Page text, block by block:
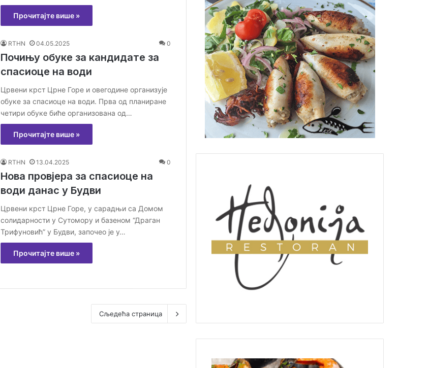
Прочитајте више »
RTHN 04.05.2025 0
Почињу обуке за кандидате за
спасиоце на води
Црвени крст Црне Горе и овегодине организује
обуке за спасиоце на води. Прва од планиране
четири обуке биће организована од…
Прочитајте више »
RTHN 13.04.2025 0
Нова провјера за спасиоце на
води данас у Будви
Црвени крст Црне Горе, у сарадњи са Домом
солидарности у Сутомору и базеном “Драган
Трифуновић” у Будви, започео је у…
Прочитајте више »
Сљедећа страница